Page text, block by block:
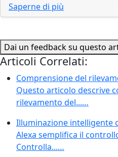
Saperne di più
Dai un feedback su questo
Articoli Correlati:
Comprensione del
Questo articolo descrive
rilevamento del...…
Illuminazione intelligente
Alexa semplifica il
Controlla...…